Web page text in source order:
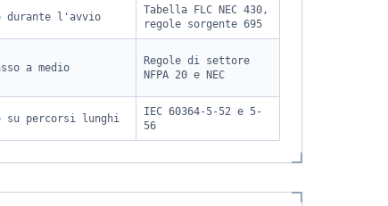
durante l'avvio
Tabella FLC NEC 430,
regole sorgente 695
a medio
Regole di settore
NFPA 20 e NEC
su percorsi lunghi
IEC 60364-5-52 e 5-
56